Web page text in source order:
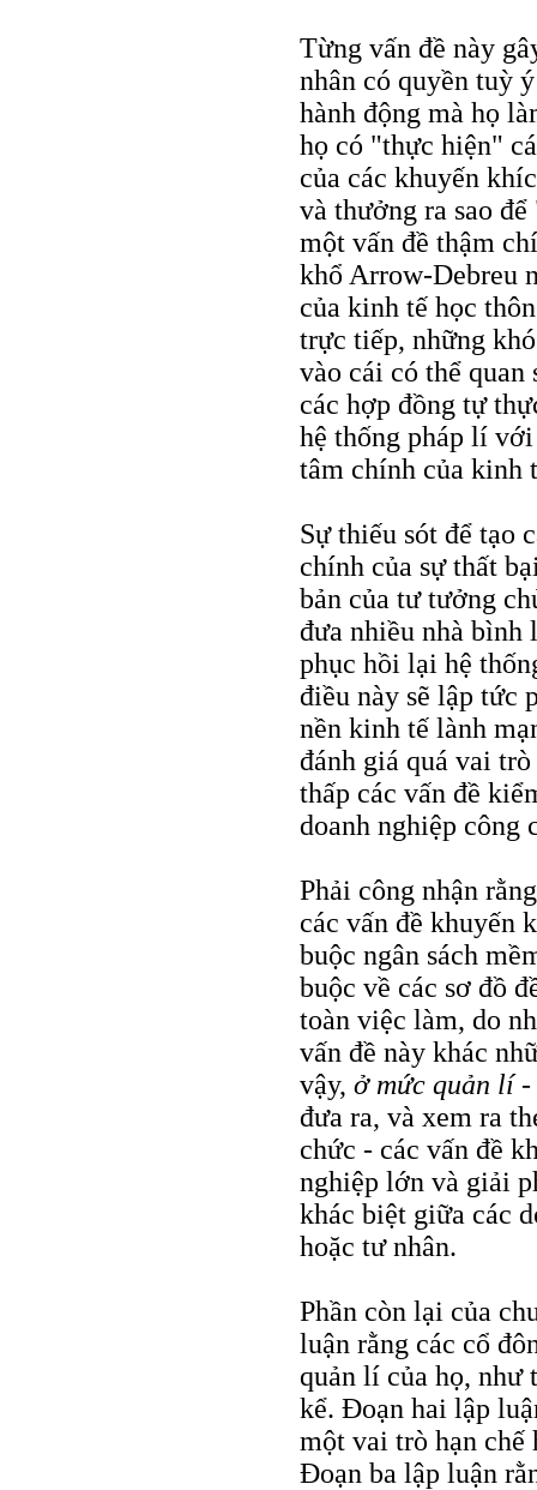
Từng vấn đề này
nhân có quyền tuỳ
hành động mà họ
họ có "thực hiện"
của các khuyến
và thưởng ra sao
một vấn đề thậm
khổ Arrow-Debreu
của kinh tế học
trực tiếp, những
vào cái có thể
các hợp đồng tự
hệ thống pháp lí
tâm chính của kinh
Sự thiếu sót để tạo
chính của sự thất
bản của tư tưởng
đưa nhiều nhà bình
phục hồi lại hệ
điều này sẽ lập tức
nền kinh tế lành
đánh giá quá vai
thấp các vấn đề
doanh nghiệp công
Phải công nhận
các vấn đề khuyến
buộc ngân sách
buộc về các sơ đồ
toàn việc làm, do
vấn đề này khác
vậy, ở mức quản lí-
đưa ra, và xem ra
chức - các vấn đề
nghiệp lớn và giải
khác biệt giữa các
hoặc tư nhân.
Phần còn lại của
luận rằng các cổ
quản lí của họ, như
kể. Đoạn hai lập
một vai trò hạn
Đoạn ba lập luận